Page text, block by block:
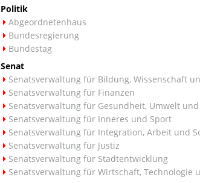
Politik
Abgeordnetenhaus
Bundesregierung
Bundestag
Senat
Senatsverwaltung für Bildung, Wissenschaft
Senatsverwaltung für Finanzen
Senatsverwaltung für Gesundheit, Umwelt
Senatsverwaltung für Inneres und Sport
Senatsverwaltung für Integration, Arbeit und
Senatsverwaltung für Justiz
Senatsverwaltung für Stadtentwicklung
Senatsverwaltung für Wirtschaft, Technologie